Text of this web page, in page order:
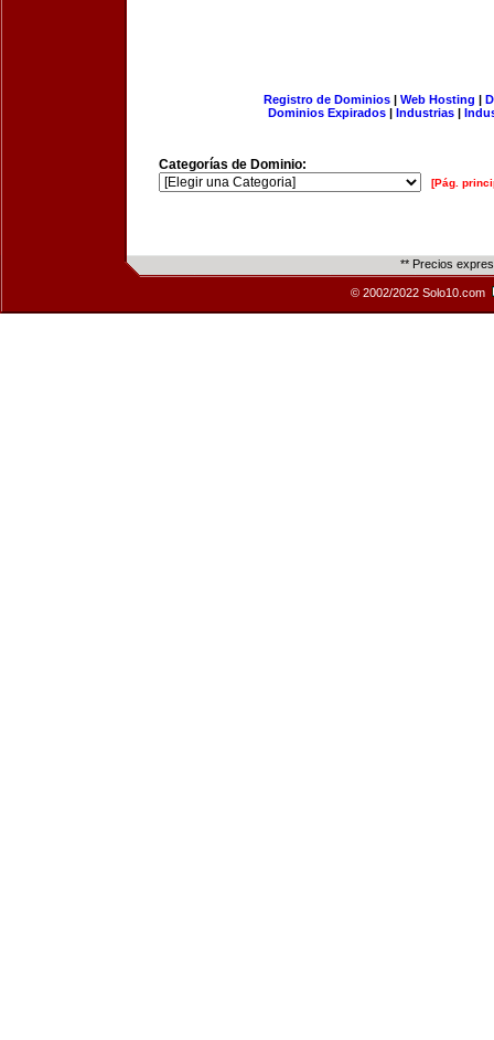
Registro de Dominios| Web Hosting |
Dominios Expirados | Industrias |
Categorías de Dominio:
[Pág.
** Precios
© 2002/2022 Solo10.com